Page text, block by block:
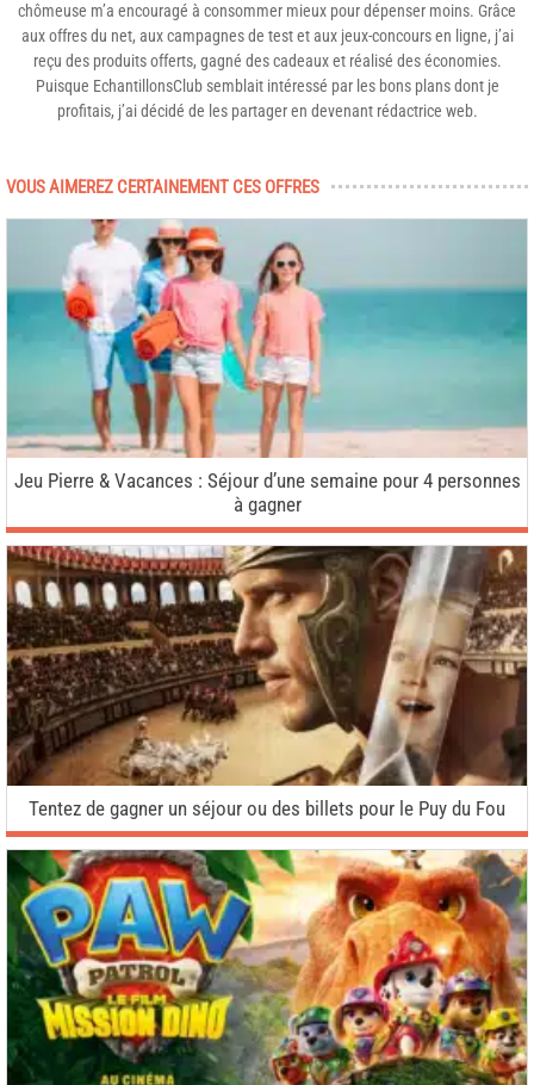
chômeuse m’a encouragé à consommer mieux pour dépenser moins. Grâce
aux offres du net, aux campagnes de test et aux jeux-concours en ligne, j’ai
reçu des produits offerts, gagné des cadeaux et réalisé des économies.
Puisque EchantillonsClub semblait intéressé par les bons plans dont je
profitais, j’ai décidé de les partager en devenant rédactrice web.
VOUS AIMEREZ CERTAINEMENT CES OFFRES
Jeu Pierre & Vacances : Séjour d’une semaine pour 4 personnes
à gagner
Tentez de gagner un séjour ou des billets pour le Puy du Fou